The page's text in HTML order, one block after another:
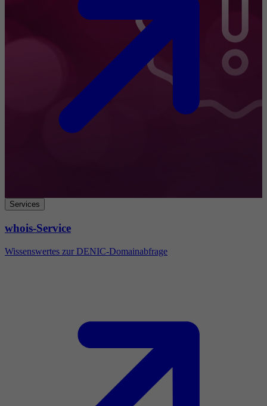
Services
whois-Service
Wissenswertes zur DENIC-Domainabfrage